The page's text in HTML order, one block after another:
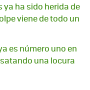
ya ha sido herida de
viene de todo un
es número uno en
una locura